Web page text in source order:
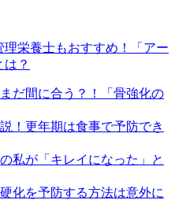
理栄養士もおすすめ！「アー
？
だ間に合う？！「骨強化の
！更年期は食事で予防でき
私が「キレイになった」と
化を予防する方法は意外に